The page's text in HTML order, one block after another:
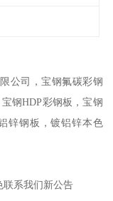
公司，宝钢氟碳彩钢
钢HDP彩钢板，宝钢
锌钢板，镀铝锌本色
联系我们新公告